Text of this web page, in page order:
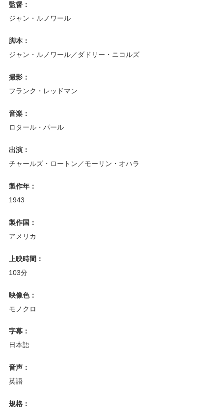
監督：
ジャン・ルノワール
脚本：
ジャン・ルノワール／ダドリー・ニコルズ
撮影：
フランク・レッドマン
音楽：
ロタール・パール
出演：
チャールズ・ロートン／モーリン・オハラ
製作年：
1943
製作国：
アメリカ
上映時間：
103分
映像色：
モノクロ
字幕：
日本語
音声：
英語
規格：